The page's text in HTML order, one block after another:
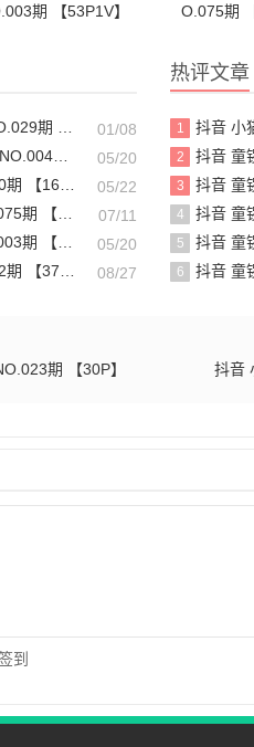
期 【53P1V】
O.075期
2024.11.21
01/08
【33P】
05/20
2024.4.26
05/22
2024.7.10
07/11
28P3V】
05/20
】 08/27
热评文章
1 抖音 小猫困困
2 抖音 童锣烧
3 抖音 童锣烧
4 抖音 童锣烧
5 抖音 童锣烧
6 抖音 童锣烧
期 【30P】 抖音
到